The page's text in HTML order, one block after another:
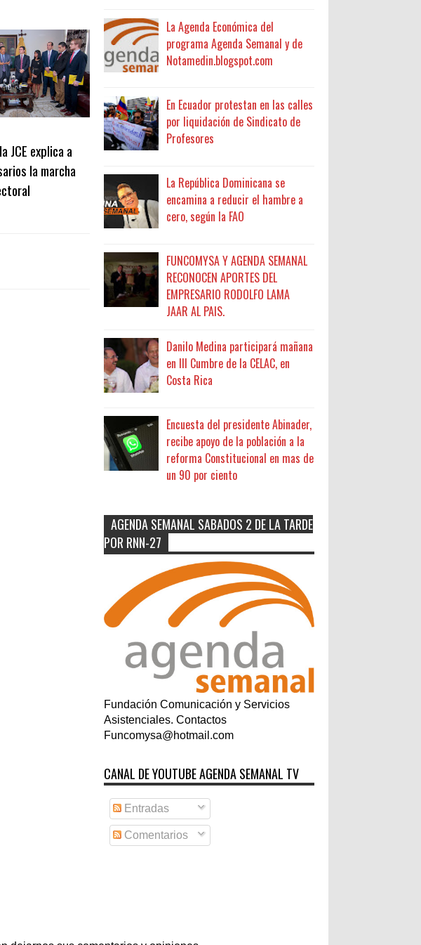
JCE explica a
la marcha
La Agenda Económica del
programa Agenda Semanal y de
Notamedin.blogspot.com
En Ecuador protestan en las calles
por liquidación de Sindicato de
Profesores
La República Dominicana se
encamina a reducir el hambre a
cero, según la FAO
FUNCOMYSA Y AGENDA SEMANAL
RECONOCEN APORTES DEL
EMPRESARIO RODOLFO LAMA
JAAR AL PAIS.
Danilo Medina participará mañana
en III Cumbre de la CELAC, en
Costa Rica
Encuesta del presidente Abinader,
recibe apoyo de la población a la
reforma Constitucional en mas de
un 90 por ciento
AGENDA SEMANAL SABADOS 2 DE LA TARDE
POR RNN-27
Fundación Comunicación y Servicios
Asistenciales. Contactos
Funcomysa@hotmail.com
CANAL DE YOUTUBE AGENDA SEMANAL TV
Entradas
Comentarios